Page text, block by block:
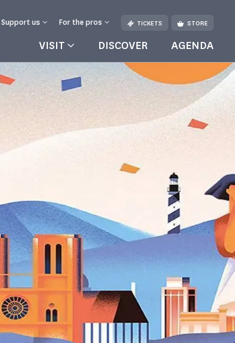
Support us For the pros TICKETS STORE
VISIT DISCOVER AGENDA